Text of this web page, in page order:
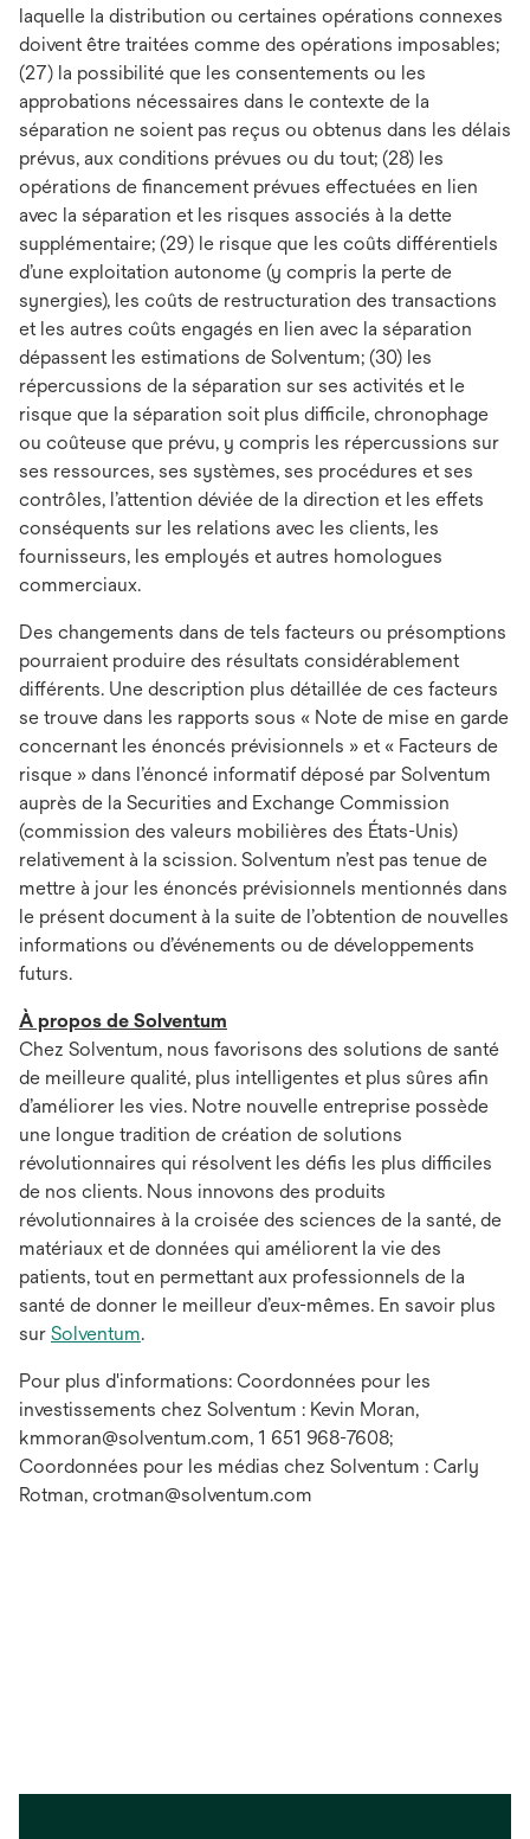
laquelle la distribution ou certaines opérations connexes
doivent être traitées comme des opérations imposables;
(27) la possibilité que les consentements ou les
approbations nécessaires dans le contexte de la
séparation ne soient pas reçus ou obtenus dans les délais
prévus, aux conditions prévues ou du tout; (28) les
opérations de financement prévues effectuées en lien
avec la séparation et les risques associés à la dette
supplémentaire; (29) le risque que les coûts différentiels
d’une exploitation autonome (y compris la perte de
synergies), les coûts de restructuration des transactions
et les autres coûts engagés en lien avec la séparation
dépassent les estimations de Solventum; (30) les
répercussions de la séparation sur ses activités et le
risque que la séparation soit plus difficile, chronophage
ou coûteuse que prévu, y compris les répercussions sur
ses ressources, ses systèmes, ses procédures et ses
contrôles, l’attention déviée de la direction et les effets
conséquents sur les relations avec les clients, les
fournisseurs, les employés et autres homologues
commerciaux.
Des changements dans de tels facteurs ou présomptions
pourraient produire des résultats considérablement
différents. Une description plus détaillée de ces facteurs
se trouve dans les rapports sous « Note de mise en garde
concernant les énoncés prévisionnels » et « Facteurs de
risque » dans l’énoncé informatif déposé par Solventum
auprès de la Securities and Exchange Commission
(commission des valeurs mobilières des États-Unis)
relativement à la scission. Solventum n’est pas tenue de
mettre à jour les énoncés prévisionnels mentionnés dans
le présent document à la suite de l’obtention de nouvelles
informations ou d’événements ou de développements
futurs.
À propos de Solventum
Chez Solventum, nous favorisons des solutions de santé
de meilleure qualité, plus intelligentes et plus sûres afin
d’améliorer les vies. Notre nouvelle entreprise possède
une longue tradition de création de solutions
révolutionnaires qui résolvent les défis les plus difficiles
de nos clients. Nous innovons des produits
révolutionnaires à la croisée des sciences de la santé, de
matériaux et de données qui améliorent la vie des
patients, tout en permettant aux professionnels de la
santé de donner le meilleur d’eux-mêmes. En savoir plus
sur Solventum.
Pour plus d'informations: Coordonnées pour les
investissements chez Solventum : Kevin Moran,
kmmoran@solventum.com, 1 651 968-7608;
Coordonnées pour les médias chez Solventum : Carly
Rotman, crotman@solventum.com